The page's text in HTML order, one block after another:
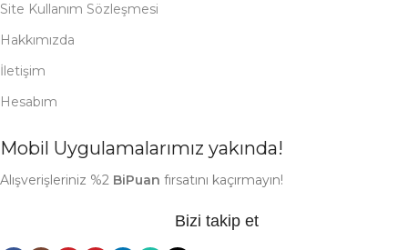
Site Kullanım Sözleşmesi
Hakkımızda
İletişim
Hesabım
Mobil Uygulamalarımız yakında!
Alışverişleriniz %2 BiPuan fırsatını kaçırmayın!
Bizi takip et